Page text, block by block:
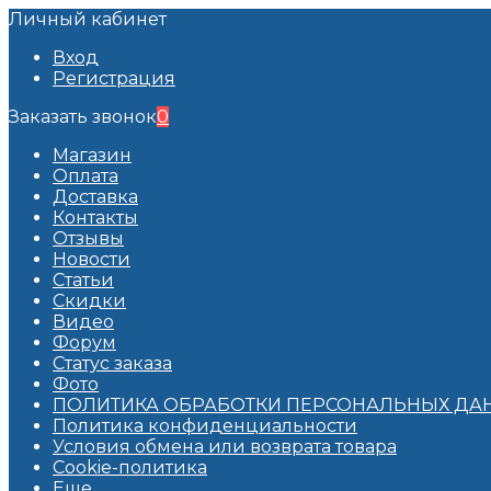
Личный кабинет
Вход
Регистрация
Заказать звонок0
Магазин
Оплата
Доставка
Контакты
Отзывы
Новости
Статьи
Скидки
Видео
Форум
Статус заказа
Фото
ПОЛИТИКА ОБРАБОТКИ ПЕРСОНАЛЬНЫХ
Политика конфиденциальности
Условия обмена или возврата товара
Cookie-политика